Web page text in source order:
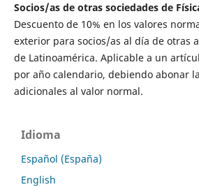
Socios/as de otras sociedades de
Descuento de 10% en los valores
exterior para socios/as al día de otras
de Latinoamérica. Aplicable a un
por año calendario, debiendo abonar
adicionales al valor normal.
Idioma
Español (España)
English